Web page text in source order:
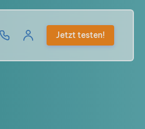
Jetzt testen!